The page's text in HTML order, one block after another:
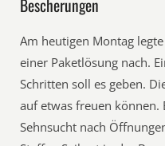
Bescherungen
Am heutigen Montag
einer Paketlösung nach.
Schritten soll es geben.
auf etwas freuen können.
Sehnsucht nach